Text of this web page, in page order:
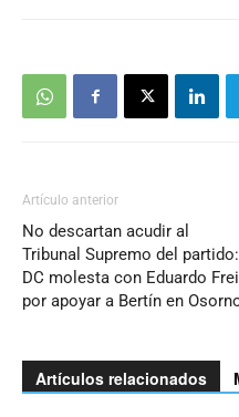
Artículo anterior
No descartan acudir al
Tribunal Supremo del partido:
DC molesta con Eduardo Frei
por apoyar a Bertín en
Artículos relacionados